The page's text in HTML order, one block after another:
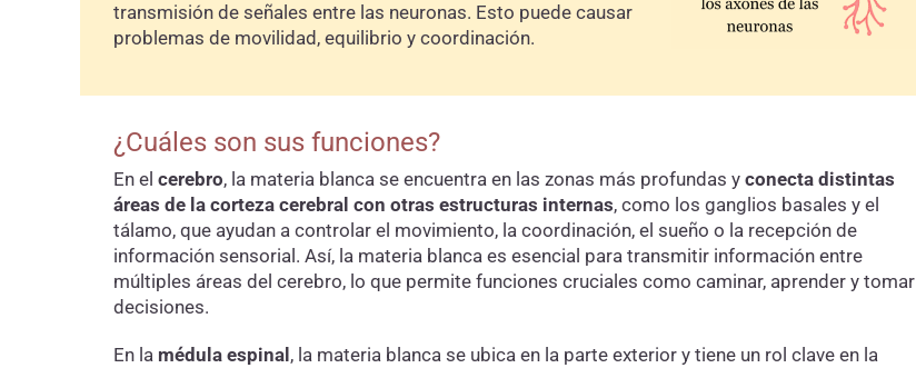
transmisión de señales entre las neuronas. Esto puede causar
problemas de movilidad, equilibrio y coordinación.
¿Cuáles son sus funciones?
En el cerebro, la materia blanca se encuentra en las zonas más profundas y conecta distintas
áreas de la corteza cerebral con otras estructuras internas, como los ganglios basales y el
tálamo, que ayudan a controlar el movimiento, la coordinación, el sueño o la recepción de
información sensorial. Así, la materia blanca es esencial para transmitir información entre
múltiples áreas del cerebro, lo que permite funciones cruciales como caminar, aprender y tomar
decisiones.
En la médula espinal , la materia blanca se ubica en la parte exterior y tiene un rol clave en la